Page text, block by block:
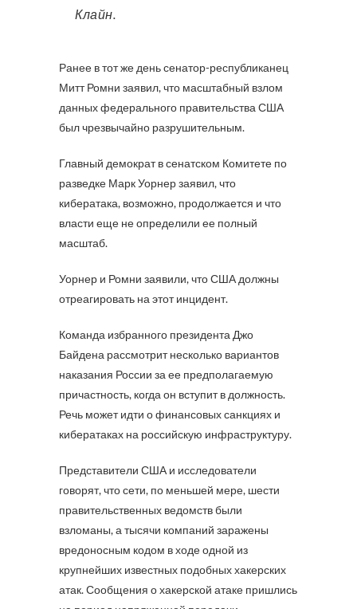
Клайн.
Ранее в тот же день сенатор-республиканец
Митт Ромни заявил, что масштабный взлом
данных федерального правительства США
был чрезвычайно разрушительным.
Главный демократ в сенатском Комитете по
разведке Марк Уорнер заявил, что
кибератака, возможно, продолжается и что
власти еще не определили ее полный
масштаб.
Уорнер и Ромни заявили, что США должны
отреагировать на этот инцидент.
Команда избранного президента Джо
Байдена рассмотрит несколько вариантов
наказания России за ее предполагаемую
причастность, когда он вступит в должность.
Речь может идти о финансовых санкциях и
кибератаках на российскую инфраструктуру.
Представители США и исследователи
говорят, что сети, по меньшей мере, шести
правительственных ведомств были
взломаны, а тысячи компаний заражены
вредоносным кодом в ходе одной из
крупнейших известных подобных хакерских
атак. Сообщения о хакерской атаке пришлись